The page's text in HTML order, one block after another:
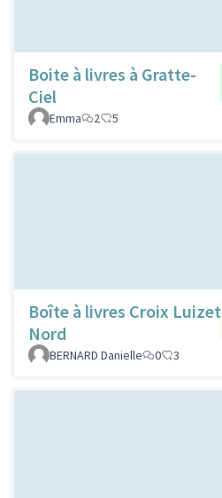
Boite à livres à Gratte-
Ciel
Emma
2 5
Boîte à livres Croix Luizet
Nord
BERNARD Danielle
0 3